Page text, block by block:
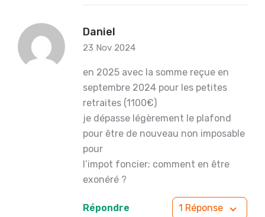
Daniel
23 Nov 2024
en 2025 avec la somme reçue en
septembre 2024 pour les petites
retraites (1100€)
je dépasse légèrement le plafond
pour être de nouveau non imposable
pour
l’impot foncier; comment en être
exonéré ?
Répondre 1 Réponse